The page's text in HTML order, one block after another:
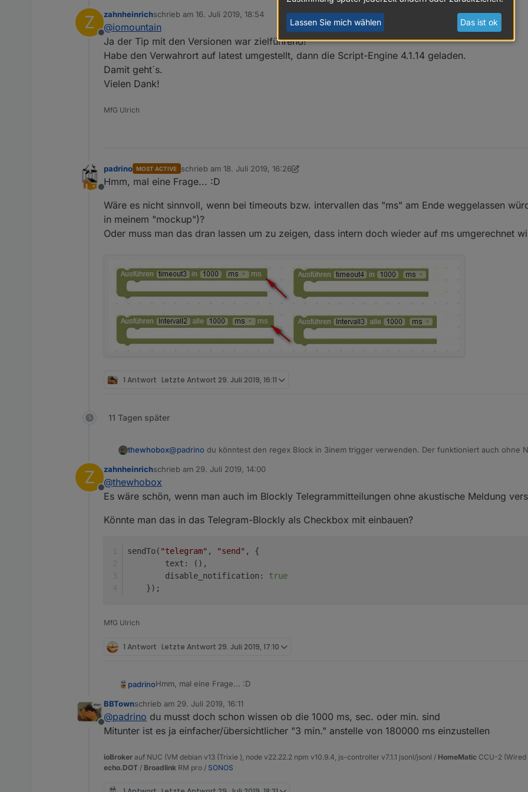
heißt nicht das die Versionen identisch sein müssen.
Z
Offline
zahnheinrichschrieb am 16. Juli 2019, 18:54
zuletzt editiert von
@iomountain
Ja der Tip mit den Versionen war zielführend!
Habe den Verwahrort auf latest umgestellt, dann die Script-Engine 4.1.14 geladen.
Damit geht´s.
Vielen Dank!
MfG Ulrich
Offline
padrino MOST ACTIVE schrieb am 18. Juli 2019, 16:26
zuletzt editiert von padrino9. Dez. 2019, 17:16
Hmm, mal eine Frage... :D
Wäre es nicht sinnvoll, wenn bei timeouts bzw. intervallen das "ms" am Ende weggelassen
in meinem "mockup")?
Oder muss man das dran lassen um zu zeigen, dass intern doch wieder auf ms umgerechnet
1 Antwort Letzte Antwort 29. Juli 2019, 16:11
11 Tagen später
thewhobox@padrino du könntest den regex Block in 3inem trigger verwenden. Der funktioniert auch ohne
Z
Offline
zahnheinrichschrieb am 29. Juli 2019, 14:00
zuletzt editiert von
@thewhobox
Es wäre schön, wenn man auch im Blockly Telegrammitteilungen ohne akustische Meldung
Könnte man das in das Telegram-Blockly als Checkbox mit einbauen?
sendTo( "telegram" , "send" , {
        text: (),
        disable_notification:
true
    });
MfG Ulrich
1 Antwort Letzte Antwort 29. Juli 2019, 17:10
padrinoHmm, mal eine Frage... :D
Wäre es nicht sinnvoll, wenn bei timeouts bzw. intervallen das "ms" am Ende weggelassen würde
meinem "mockup")?
Oder muss man das dran lassen um zu zeigen, dass intern doch wieder auf ms umgerechnet wird?
Offline
BBTownschrieb am 29. Juli 2019, 16:11
zuletzt editiert von
@padrino du musst doch schon wissen ob die 1000 ms, sec. oder min. sind
Mitunter ist es ja einfacher/übersichtlicher "3 min." anstelle von 180000 ms einzustellen
ioBroker auf NUC (VM debian v13 (Trixie ), node v22.22.2 npm v10.9.4, js-controller v7.1.1 jsonl/jsonl / HomeMatic CCU-2
echo.DOT / Broadlink RM pro / SONOS
Lassen Sie mich wählen Das ist ok